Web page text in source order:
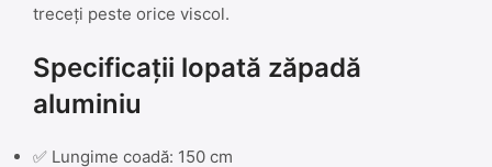
treceți peste orice viscol.
Specificații lopată zăpadă
aluminiu
✅ Lungime coadă: 150 cm